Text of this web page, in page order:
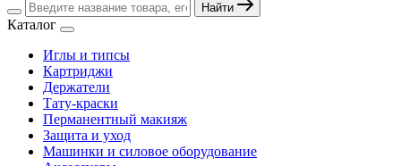
Найти
Каталог
Иглы и типсы
Картриджи
Держатели
Тату-краски
Перманентный макияж
Защита и уход
Машинки и силовое оборудование